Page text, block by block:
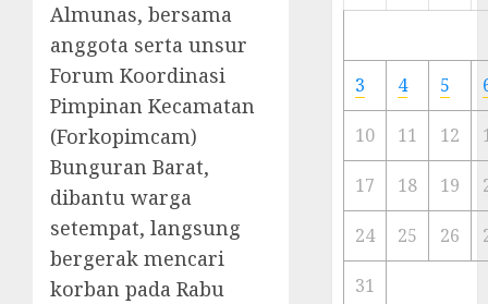
Almunas, bersama
anggota serta unsur
Forum Koordinasi
Pimpinan Kecamatan
(Forkopimcam)
Bunguran Barat,
dibantu warga
setempat, langsung
bergerak mencari
korban pada Rabu
Ibu
Kota
23/11/
3 4 5
10 11 12
17 18 19
24 25 26
31